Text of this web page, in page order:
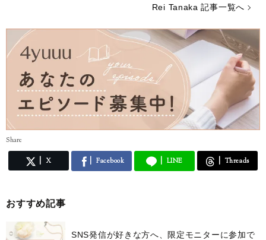
Rei Tanaka 記事一覧へ
Share
X Facebook LINE Threads
おすすめ記事
SNS発信が好きな方へ、限定モニターに参加で